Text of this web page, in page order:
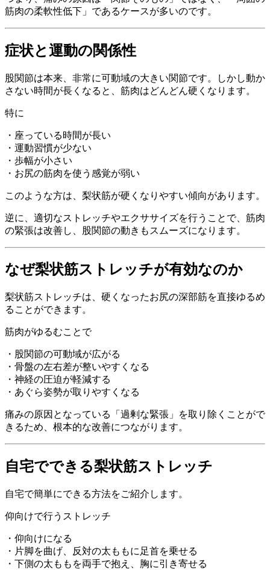
筋肉の柔軟性低下」であるケースが多いのです。
症状と運動の関係性
股関節は本来、非常に可動域の大きい関節です。しかし動か
さない時間が長くなると、筋肉はどんどん硬くなります。
特に
・座っている時間が長い
・運動習慣が少ない
・歩幅が小さい
・お尻の筋肉を使う感覚が弱い
このような方は、梨状筋が硬くなりやすい傾向があります。
逆に、適切なストレッチやエクササイズを行うことで、筋肉
の緊張は改善し、股関節の動きもスムーズになります。
なぜ梨状筋ストレッチが有効なのか
梨状筋ストレッチは、硬くなったお尻の深部筋を直接ゆるめ
ることができます。
筋肉がゆるむことで
・股関節の可動域が広がる
・骨盤の左右差が整いやすくなる
・神経の圧迫が軽減する
・あぐら姿勢が取りやすくなる
痛みの原因となっている「過剰な緊張」を取り除くことがで
きるため、根本的な改善につながります。
自宅でできる梨状筋ストレッチ
自宅で簡単にできる方法をご紹介します。
仰向けで行うストレッチ
・仰向けになる
・片脚を曲げ、反対の太ももに足首を乗せる
・下側の太ももを両手で抱え、胸に引き寄せる